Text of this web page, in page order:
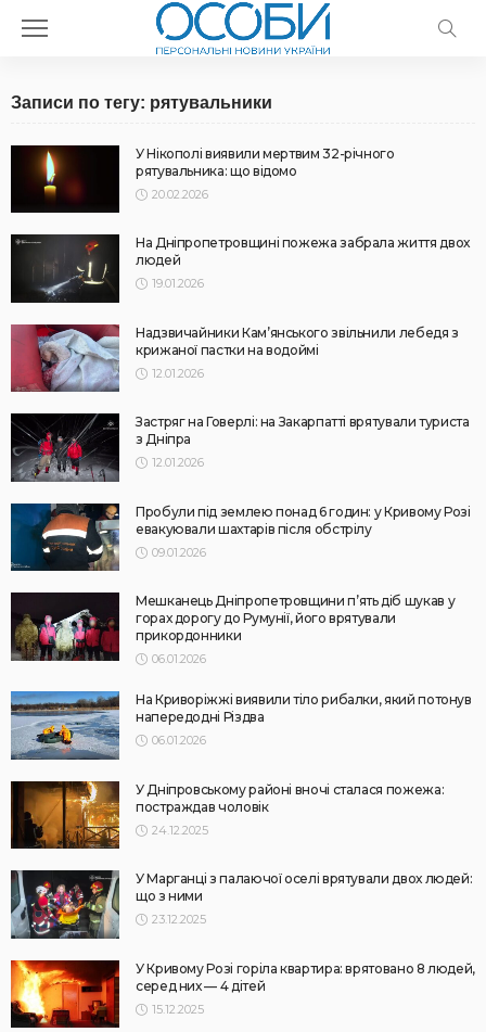
Записи по тегу: рятувальники
У Нікополі виявили мертвим 32-річного
рятувальника: що відомо
20.02.2026
На Дніпропетровщині пожежа забрала життя двох
людей
19.01.2026
Надзвичайники Кам’янського звільнили лебедя з
крижаної пастки на водоймі
12.01.2026
Застряг на Говерлі: на Закарпатті врятували туриста
з Дніпра
12.01.2026
Пробули під землею понад 6 годин: у Кривому Розі
евакуювали шахтарів після обстрілу
09.01.2026
Мешканець Дніпропетровщини п’ять діб шукав у
горах дорогу до Румунії, його врятували
прикордонники
06.01.2026
На Криворіжжі виявили тіло рибалки, який потонув
напередодні Різдва
06.01.2026
У Дніпровському районі вночі сталася пожежа:
постраждав чоловік
24.12.2025
У Марганці з палаючої оселі врятували двох людей:
що з ними
23.12.2025
У Кривому Розі горіла квартира: врятовано 8 людей,
серед них — 4 дітей
15.12.2025